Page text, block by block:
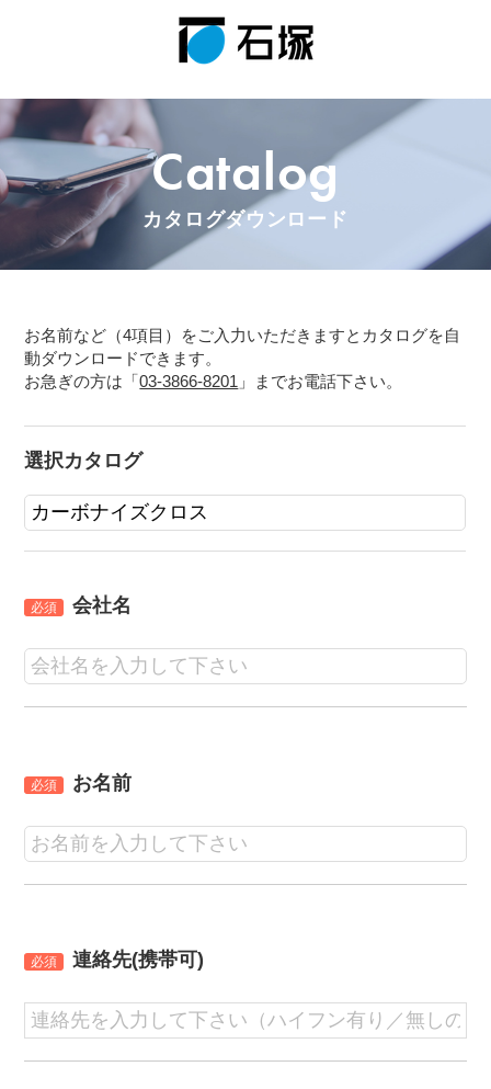
Catalog
カタログダウンロード
お名前など（4項目）をご入力いただきますとカタログを自
動ダウンロードできます。
お急ぎの方は「03-3866-8201 」までお電話下さい。
選択カタログ
必須 会社名
必須 お名前
必須 連絡先(携帯可)